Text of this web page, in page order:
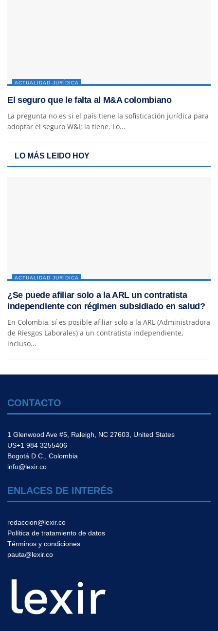
ACTUALIDAD JURÍDICA
El seguro que le falta al M&A colombiano
La pregunta no es si el país tiene la sofisticación jurídica para
adoptar el seguro W&I; la tiene. Lo...
LO MÁS LEIDO HOY
ACTUALIDAD JURÍDICA
¿Se puede afiliar solo a la ARL un contratista
independiente con régimen subsidiado en salud?
En Colombia, sí es posible afiliar solo a la ARL (Administradora
de Riesgos Laborales) a un contratista independiente,
incluso...
CONTACTO
1 Glenwood Ave #5, Raleigh, NC 27603, United States
US+1 984 3255406
Bogotá D.C., Colombia
info@lexir.co
ENLACES DE INTERÉS
redaccion@lexir.co
Política de tratamiento de datos
Términos y condiciones
pauta@lexir.co